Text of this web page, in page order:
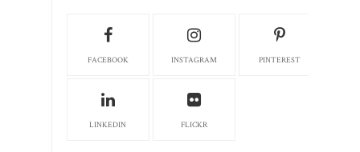
FACEBOOK INSTAGRAM PINTEREST
LINKEDIN FLICKR